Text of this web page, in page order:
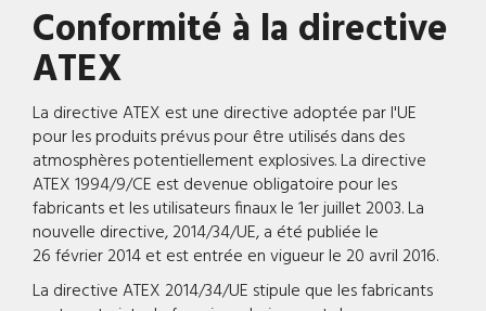
Conformité à la directive
ATEX
La directive ATEX est une directive adoptée par l'UE
pour les produits prévus pour être utilisés dans des
atmosphères potentiellement explosives. La directive
ATEX 1994/9/CE est devenue obligatoire pour les
fabricants et les utilisateurs finaux le 1er juillet 2003. La
nouvelle directive, 2014/34/UE, a été publiée le
26 février 2014 et est entrée en vigueur le 20 avril 2016.
La directive ATEX 2014/34/UE stipule que les fabricants